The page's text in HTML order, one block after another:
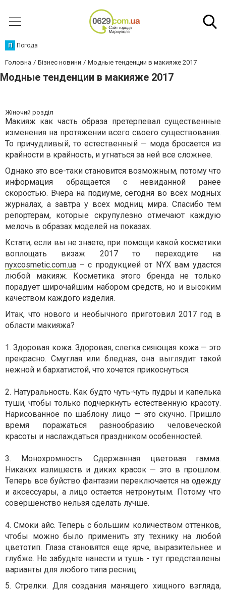
П Погода
Головна Бізнес новини Модные тенденции в макияже 2017
Модные тенденции в макияже 2017
Жіночий розділ
Макияж как часть образа претерпевал существенные
изменения на протяжении всего своего существования.
То причудливый, то естественный — мода бросается из
крайности в крайность, и угнаться за ней все сложнее.
Однако это все-таки становится возможным, потому что
информация обращается с невиданной ранее
скоростью. Вчера на подиуме, сегодня во всех модных
журналах, а завтра у всех модниц мира. Спасибо тем
репортерам, которые скрупулезно отмечают каждую
мелочь в образах моделей на показах.
Кстати, если вы не знаете, при помощи какой косметики
воплощать визаж 2017 то переходите на
nyxcosmetic.com.ua – с продукцией от NYX вам удастся
любой макияж. Косметика этого бренда не только
порадует широчайшим набором средств, но и высоким
качеством каждого изделия.
Итак, что нового и необычного приготовил 2017 год в
области макияжа?
1. Здоровая кожа. Здоровая, слегка сияющая кожа — это
прекрасно. Смуглая или бледная, она выглядит такой
нежной и бархатистой, что хочется прикоснуться.
2. Натуральность. Как будто чуть-чуть пудры и капелька
туши, чтобы только подчеркнуть естественную красоту.
Нарисованное по шаблону лицо — это скучно. Пришло
время поражаться разнообразию человеческой
красоты и наслаждаться праздником особенностей.
3. Монохромность. Сдержанная цветовая гамма.
Никаких излишеств и диких красок — это в прошлом.
Теперь все буйство фантазии переключается на одежду
и аксессуары, а лицо остается нетронутым. Потому что
совершенство нельзя сделать лучше.
4. Смоки айс. Теперь с большим количеством оттенков,
чтобы можно было применить эту технику на любой
цветотип. Глаза становятся еще ярче, выразительнее и
глубже. Не забудьте нанести и тушь - тут представлены
варианты для любого типа ресниц.
5. Стрелки. Для создания манящего хищного взгляда,